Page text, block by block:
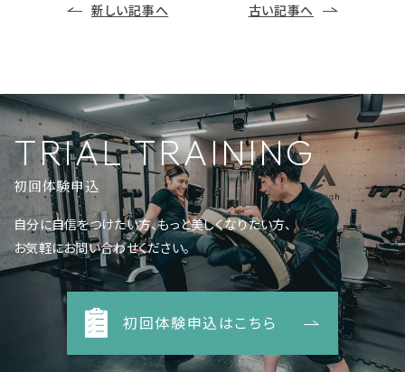
新しい記事へ 古い記事へ
TRIAL TRAINING
初回体験申込
自分に自信をつけたい方、もっと美しくなりたい方、
お気軽にお問い合わせください。
初回体験申込はこちら